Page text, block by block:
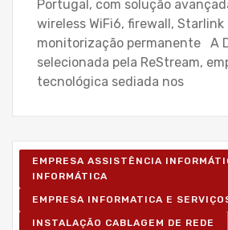
Portugal, com solução
wireless WiFi6, firewall, Starlink
monitorização permanente A
selecionada pela ReStream,
tecnológica sediada nos
EMPRESA ASSISTÊNCIA
INFORMÁTICA
EMPRESA INFORMATICA E
INSTALAÇÃO CABLAGEM DE REDE